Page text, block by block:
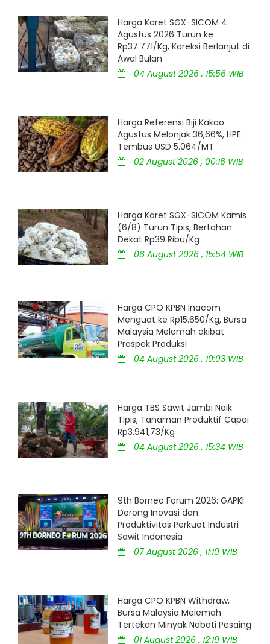
Harga Karet SGX-SICOM 4
Agustus 2026 Turun ke
Rp37.771/Kg, Koreksi Berlanjut di
Awal Bulan
04 August 2026 , 15:56 WIB
Harga Referensi Biji Kakao
Agustus Melonjak 36,66%, HPE
Tembus USD 5.064/MT
02 August 2026 , 00:16 WIB
Harga Karet SGX-SICOM Kamis
(6/8) Turun Tipis, Bertahan
Dekat Rp39 Ribu/Kg
06 August 2026 , 15:54 WIB
Harga CPO KPBN Inacom
Menguat ke Rp15.650/Kg, Bursa
Malaysia Melemah akibat
Prospek Produksi
04 August 2026 , 10:03 WIB
Harga TBS Sawit Jambi Naik
Tipis, Tanaman Produktif Capai
Rp3.941,73/Kg
04 August 2026 , 15:34 WIB
9th Borneo Forum 2026: GAPKI
Dorong Inovasi dan
Produktivitas Perkuat Industri
Sawit Indonesia
07 August 2026 , 11:10 WIB
Harga CPO KPBN Withdraw,
Bursa Malaysia Melemah
Tertekan Minyak Nabati Pesaing
01 August 2026 , 12:19 WIB